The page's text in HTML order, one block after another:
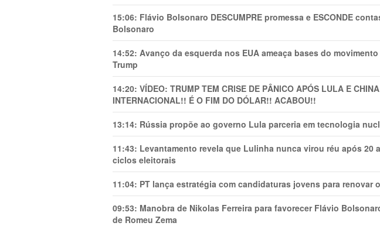
15:06: Flávio Bolsonaro DESCUMPRE promessa e ESCONDE
Bolsonaro
14:52: Avanço da esquerda nos EUA ameaça bases do
Trump
14:20: VÍDEO: TRUMP TEM CRlSE DE PÂNlCO APÓS LULA E
INTERNACIONAL!! É O FIM DO DÓLAR!! ACABOU!!
13:14: Rússia propõe ao governo Lula parceria em tecnologia
11:43: Levantamento revela que Lulinha nunca virou réu após 20
ciclos eleitorais
11:04: PT lança estratégia com candidaturas jovens para renovar
09:53: Manobra de Nikolas Ferreira para favorecer Flávio
de Romeu Zema